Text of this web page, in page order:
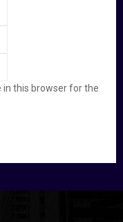
in this browser for the